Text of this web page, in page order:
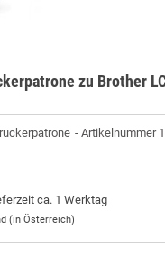
zu Brother
Artikelnummer
ca. 1 Werktag
(in Österreich)